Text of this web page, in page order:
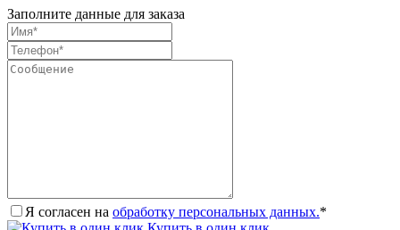
Заполните данные для заказа
Я согласен на обработку персональных данных.*